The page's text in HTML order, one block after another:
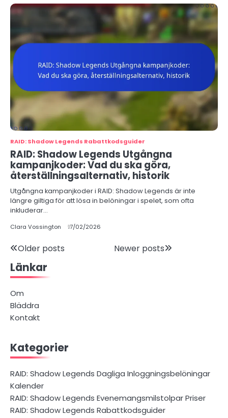
RAID: Shadow Legends Rabattkodsguider
RAID: Shadow Legends Utgångna
kampanjkoder: Vad du ska göra,
återställningsalternativ, historik
Utgångna kampanjkoder i RAID: Shadow Legends är inte
längre giltiga för att lösa in belöningar i spelet, som ofta
inkluderar…
Clara Vossington 17/02/2026
Posts
navigation
Older posts Newer posts
Länkar
Om
Bläddra
Kontakt
Kategorier
RAID: Shadow Legends Dagliga Inloggningsbelöningar
Kalender
RAID: Shadow Legends Evenemangsmilstolpar Priser
RAID: Shadow Legends Rabattkodsguider